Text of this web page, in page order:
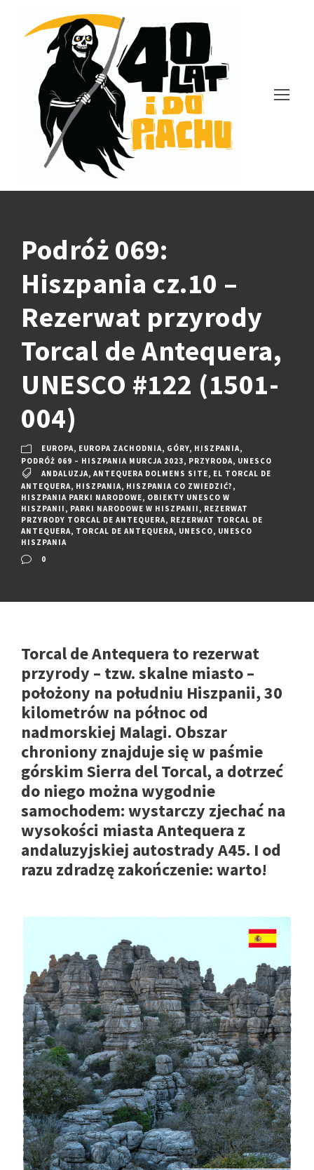
Podróż 069:
Hiszpania cz.10 –
Rezerwat przyrody
Torcal de Antequera,
UNESCO #122 (1501-
004)
EUROPA, EUROPA ZACHODNIA, GÓRY, HISZPANIA,
PODRÓŻ 069 – HISZPANIA MURCJA 2023, PRZYRODA, UNESCO
ANDALUZJA, ANTEQUERA DOLMENS SITE, EL TORCAL DE
ANTEQUERA, HISZPANIA, HISZPANIA CO ZWIEDZIĆ? ,
HISZPANIA PARKI NARODOWE, OBIEKTY UNESCO W
HISZPANII , PARKI NARODOWE W HISZPANII , REZERWAT
PRZYRODY TORCAL DE ANTEQUERA, REZERWAT TORCAL DE
ANTEQUERA, TORCAL DE ANTEQUERA, UNESCO, UNESCO
HISZPANIA
0
Torcal de Antequera to rezerwat
przyrody – tzw. skalne miasto –
położony na południu Hiszpanii, 30
kilometrów na północ od
nadmorskiej Malagi. Obszar
chroniony znajduje się w paśmie
górskim Sierra del Torcal, a dotrzeć
do niego można wygodnie
samochodem: wystarczy zjechać na
wysokości miasta Antequera z
andaluzyjskiej autostrady A45. I od
razu zdradzę zakończenie: warto!